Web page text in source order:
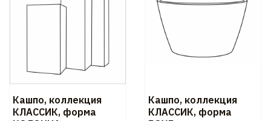
Кашпо, коллекция
КЛАССИК, форма
Кашпо, коллекция
КЛАССИК, форма